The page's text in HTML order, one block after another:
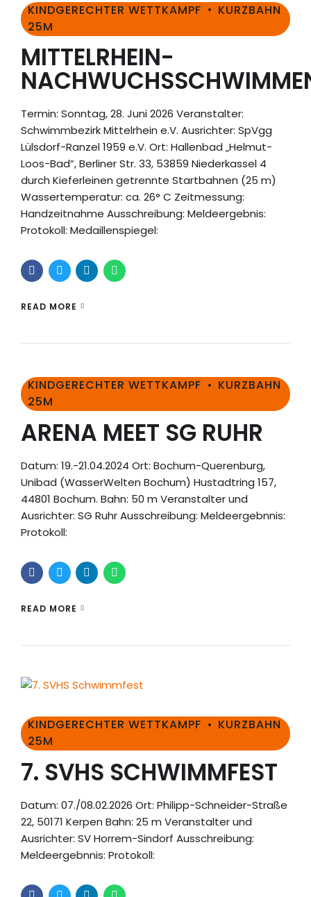
KINDGERECHTER WETTKAMPF
KURZBAHN
25M
MITTELRHEIN-
Termin: Sonntag, 28. Juni 2026 Veranstalter:
Schwimmbezirk Mittelrhein e.V. Ausrichter: SpVgg
Lülsdorf-Ranzel 1959 e.V. Ort: Hallenbad „Helmut-
Loos-Bad”, Berliner Str. 33, 53859 Niederkassel 4
durch Kieferleinen getrennte Startbahnen (25 m)
Wassertemperatur: ca. 26° C Zeitmessung:
Handzeitnahme Ausschreibung: Meldeergebnis:
Protokoll: Medaillenspiegel:
READ MORE
KINDGERECHTER WETTKAMPF
KURZBAHN
25M
ARENA MEET SG RUHR
Datum: 19.-21.04.2024 Ort: Bochum-Querenburg,
Unibad (WasserWelten Bochum) Hustadtring 157,
44801 Bochum. Bahn: 50 m Veranstalter und
Ausrichter: SG Ruhr Ausschreibung: Meldeergebnnis:
Protokoll:
READ MORE
KINDGERECHTER WETTKAMPF
KURZBAHN
25M
7. SVHS SCHWIMMFEST
Datum: 07./08.02.2026 Ort: Philipp-Schneider-Straße
22, 50171 Kerpen Bahn: 25 m Veranstalter und
Ausrichter: SV Horrem-Sindorf Ausschreibung:
Meldeergebnnis: Protokoll: